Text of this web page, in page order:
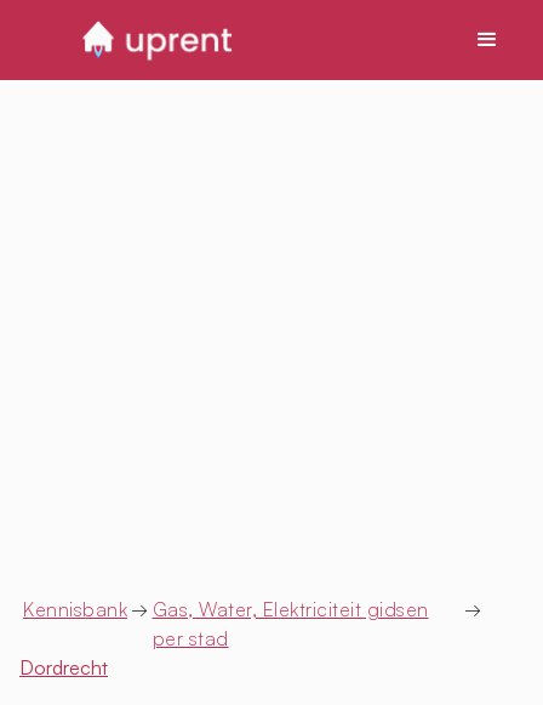
Kennisbank → Gas, Water, Elektriciteit gidsen
per stad
→
Dordrecht